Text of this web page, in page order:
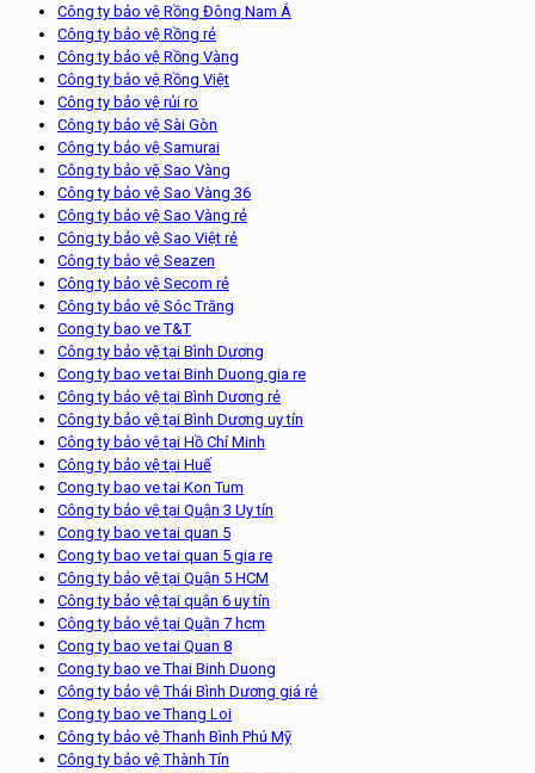
Công ty bảo vệ Rồng Đông Nam Á
Công ty bảo vệ Rồng rẻ
Công ty bảo vệ Rồng Vàng
Công ty bảo vệ Rồng Việt
Công ty bảo vệ rủi ro
Công ty bảo vệ Sài Gòn
Công ty bảo vệ Samurai
Công ty bảo vệ Sao Vàng
Công ty bảo vệ Sao Vàng 36
Công ty bảo vệ Sao Vàng rẻ
Công ty bảo vệ Sao Việt rẻ
Công ty bảo vệ Seazen
Công ty bảo vệ Secom rẻ
Công ty bảo vệ Sóc Trăng
Cong ty bao ve T&T
Công ty bảo vệ tại Bình Dương
Cong ty bao ve tai Binh Duong gia re
Công ty bảo vệ tại Bình Dương rẻ
Công ty bảo vệ tại Bình Dương uy tín
Công ty bảo vệ tại Hồ Chí Minh
Công ty bảo vệ tại Huế
Cong ty bao ve tai Kon Tum
Công ty bảo vệ tại Quận 3 Uy tín
Cong ty bao ve tai quan 5
Cong ty bao ve tai quan 5 gia re
Công ty bảo vệ tại Quận 5 HCM
Công ty bảo vệ tại quận 6 uy tín
Công ty bảo vệ tại Quận 7 hcm
Cong ty bao ve tai Quan 8
Cong ty bao ve Thai Binh Duong
Công ty bảo vệ Thái Bình Dương giá rẻ
Cong ty bao ve Thang Loi
Công ty bảo vệ Thanh Bình Phú Mỹ
Công ty bảo vệ Thành Tín